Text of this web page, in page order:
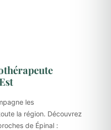
les
la région. Découvrez
de Épinal :